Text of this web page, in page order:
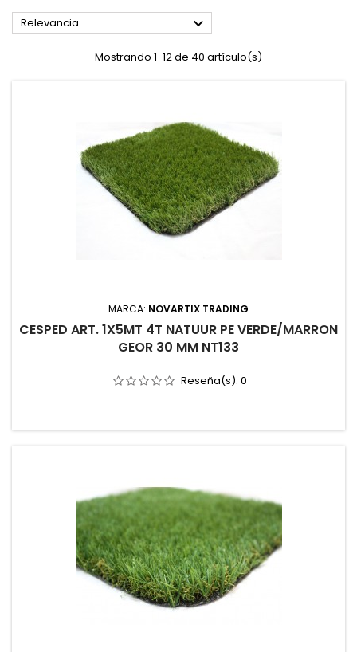
Relevancia 
Mostrando 1-12 de 40 artículo(s)
MARCA: NOVARTIX TRADING
CESPED ART. 1X5MT 4T NATUUR PE VERDE/MARRON
GEOR 30 MM NT133
Reseña(s): 0